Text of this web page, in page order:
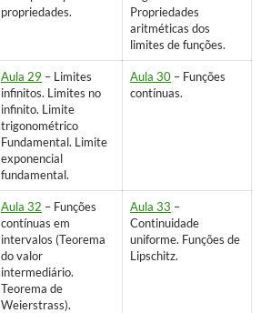
propriedades.
Propriedades
aritméticas dos
limites de funções.
Aula 29 – Limites
infinitos. Limites no
infinito. Limite
trigonométrico
Fundamental. Limite
exponencial
fundamental.
Aula 30 – Funções
contínuas.
Aula 32 – Funções
contínuas em
intervalos (Teorema
do valor
intermediário.
Teorema de
Weierstrass).
Aula 33 –
Continuidade
uniforme. Funções de
Lipschitz.